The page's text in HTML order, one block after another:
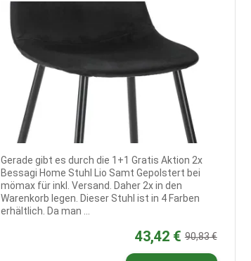
Gerade gibt es durch die 1+1 Gratis Aktion 2x
Bessagi Home Stuhl Lio Samt Gepolstert bei
mömax für inkl. Versand. Daher 2x in den
Warenkorb legen. Dieser Stuhl ist in 4 Farben
erhältlich. Da man ...
43,42 € 90,83 €